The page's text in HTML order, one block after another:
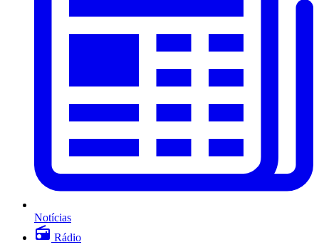
Notícias
Rádio